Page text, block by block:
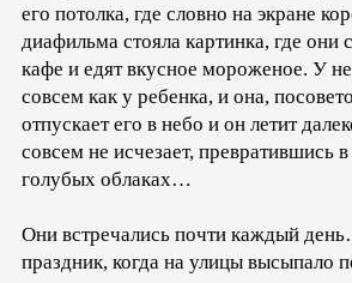
его потолка, где словно на экране
диафильма стояла картинка, где они
кафе и едят вкусное мороженое. У
совсем как у ребенка, и она,
отпускает его в небо и он летит
совсем не исчезает, превратившись
голубых облаках…
Они встречались почти каждый
праздник, когда на улицы высыпало